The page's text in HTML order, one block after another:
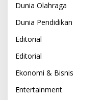
Dunia Olahraga
Dunia Pendidikan
Editorial
Editorial
Ekonomi & Bisnis
Entertainment